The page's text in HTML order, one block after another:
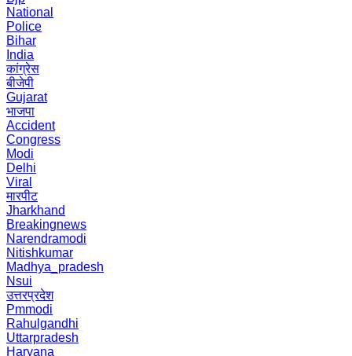
National
Police
Bihar
India
कांग्रेस
बीजेपी
Gujarat
भाजपा
Accident
Congress
Modi
Delhi
Viral
मारपीट
Jharkhand
Breakingnews
Narendramodi
Nitishkumar
Madhya_pradesh
Nsui
उत्तरप्रदेश
Pmmodi
Rahulgandhi
Uttarpradesh
Haryana